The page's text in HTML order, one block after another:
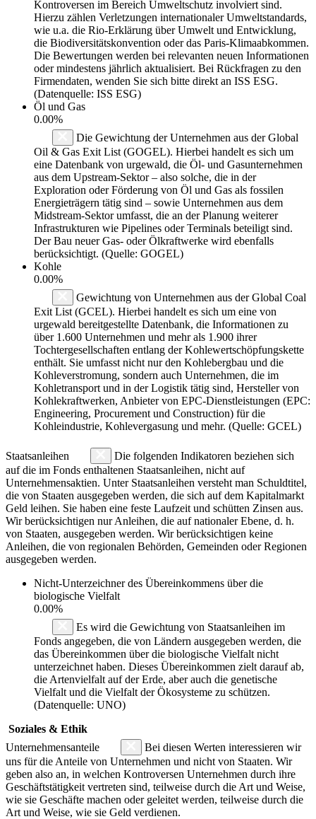
Kontroversen im Bereich Umweltschutz involviert sind.
Hierzu zählen Verletzungen internationaler Umweltstandards,
wie u.a. die Rio-Erklärung über Umwelt und Entwicklung,
die Biodiversitätskonvention oder das Paris-Klimaabkommen.
Die Bewertungen werden bei relevanten neuen Informationen
oder mindestens jährlich aktualisiert. Bei Rückfragen zu den
Firmendaten, wenden Sie sich bitte direkt an ISS ESG.
(Datenquelle: ISS ESG)
Öl und Gas
0.00%
Die Gewichtung der Unternehmen aus der Global
Oil & Gas Exit List (GOGEL). Hierbei handelt es sich um
eine Datenbank von urgewald, die Öl- und Gasunternehmen
aus dem Upstream-Sektor – also solche, die in der
Exploration oder Förderung von Öl und Gas als fossilen
Energieträgern tätig sind – sowie Unternehmen aus dem
Midstream-Sektor umfasst, die an der Planung weiterer
Infrastrukturen wie Pipelines oder Terminals beteiligt sind.
Der Bau neuer Gas- oder Ölkraftwerke wird ebenfalls
berücksichtigt. (Quelle: GOGEL)
Kohle
0.00%
Gewichtung von Unternehmen aus der Global Coal
Exit List (GCEL). Hierbei handelt es sich um eine von
urgewald bereitgestellte Datenbank, die Informationen zu
über 1.600 Unternehmen und mehr als 1.900 ihrer
Tochtergesellschaften entlang der Kohlewertschöpfungskette
enthält. Sie umfasst nicht nur den Kohlebergbau und die
Kohleverstromung, sondern auch Unternehmen, die im
Kohletransport und in der Logistik tätig sind, Hersteller von
Kohlekraftwerken, Anbieter von EPC-Dienstleistungen (EPC:
Engineering, Procurement und Construction) für die
Kohleindustrie, Kohlevergasung und mehr. (Quelle: GCEL)
Staatsanleihen
Die folgenden Indikatoren beziehen sich
auf die im Fonds enthaltenen Staatsanleihen, nicht auf
Unternehmensaktien. Unter Staatsanleihen versteht man Schuldtitel,
die von Staaten ausgegeben werden, die sich auf dem Kapitalmarkt
Geld leihen. Sie haben eine feste Laufzeit und schütten Zinsen aus.
Wir berücksichtigen nur Anleihen, die auf nationaler Ebene, d. h.
von Staaten, ausgegeben werden. Wir berücksichtigen keine
Anleihen, die von regionalen Behörden, Gemeinden oder Regionen
ausgegeben werden.
Nicht-Unterzeichner des Übereinkommens über die
biologische Vielfalt
0.00%
Es wird die Gewichtung von Staatsanleihen im
Fonds angegeben, die von Ländern ausgegeben werden, die
das Übereinkommen über die biologische Vielfalt nicht
unterzeichnet haben. Dieses Übereinkommen zielt darauf ab,
die Artenvielfalt auf der Erde, aber auch die genetische
Vielfalt und die Vielfalt der Ökosysteme zu schützen.
(Datenquelle: UNO)
Soziales & Ethik
Unternehmensanteile
Bei diesen Werten interessieren wir
uns für die Anteile von Unternehmen und nicht von Staaten. Wir
geben also an, in welchen Kontroversen Unternehmen durch ihre
Geschäftstätigkeit vertreten sind, teilweise durch die Art und Weise,
wie sie Geschäfte machen oder geleitet werden, teilweise durch die
Art und Weise, wie sie Geld verdienen.